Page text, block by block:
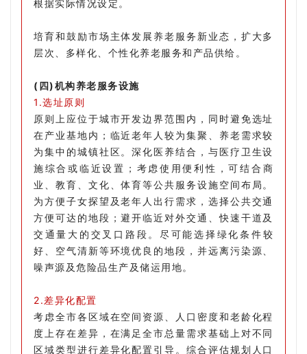
根据实际情况设定。
培育和鼓励市场主体发展养老服务新业态，扩大多
层次、多样化、个性化养老服务和产品供给。
(四)机构养老服务设施
1.选址原则
原则上应位于城市开发边界范围内，同时避免选址
在产业基地内；临近老年人较为集聚、养老需求较
为集中的城镇社区。深化医养结合，与医疗卫生设
施综合或临近设置；考虑使用便利性，可结合商
业、教育、文化、体育等公共服务设施空间布局。
为方便子女探望及老年人出行需求，选择公共交通
方便可达的地段；避开临近对外交通、快速干道及
交通量大的交叉口路段。尽可能选择绿化条件较
好、空气清新等环境优良的地段，并远离污染源、
噪声源及危险品生产及储运用地。
2.差异化配置
考虑全市各区域在空间资源、人口密度和老龄化程
度上存在差异，在满足全市总量需求基础上对不同
区域类型进行差异化配置引导。综合评估规划人口